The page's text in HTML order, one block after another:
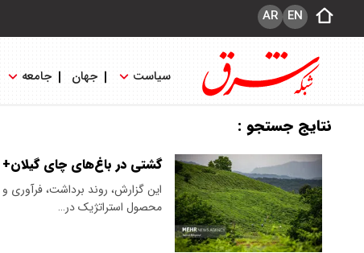
EN
AR
سیاست جهان جامعه
نتایج جستجو :
گشتی در باغ‌های چای
این گزارش، روند برداشت، فرآوری
محصول استراتژیک در…